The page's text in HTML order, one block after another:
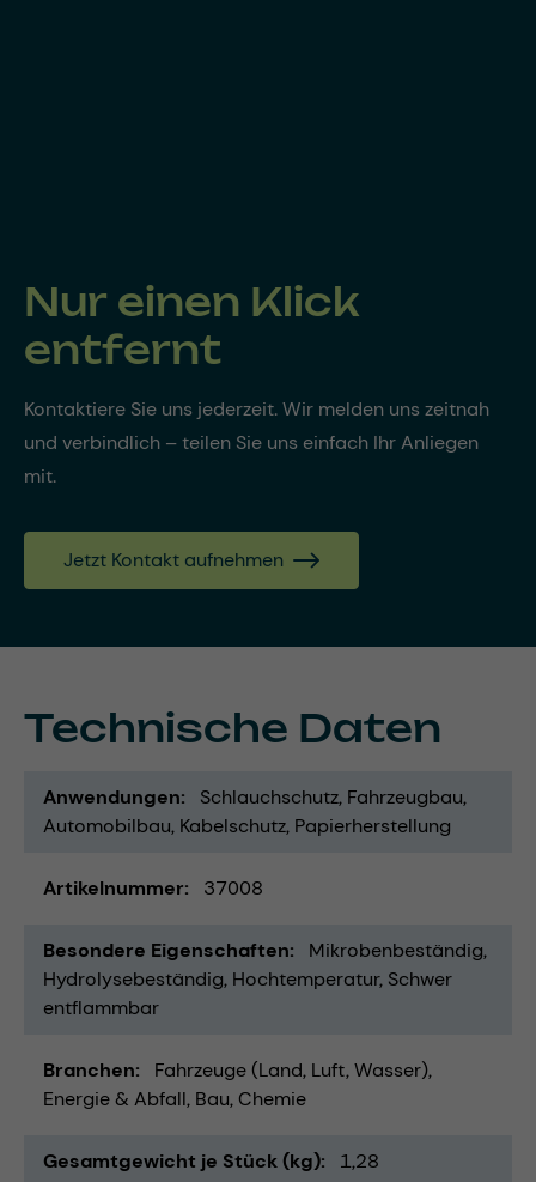
Nur einen Klick
entfernt
Kontaktiere Sie uns jederzeit. Wir melden uns zeitnah
und verbindlich – teilen Sie uns einfach Ihr Anliegen
mit.
Jetzt Kontakt aufnehmen
Technische Daten
Anwendungen Schlauchschutz Fahrzeugbau
Automobilbau Kabelschutz Papierherstellung
Artikelnummer 37008
Besondere Eigenschaften
Mikrobenbeständig
Hydrolysebeständig Hochtemperatur Schwer
entflammbar
Branchen
Fahrzeuge (Land, Luft, Wasser)
Energie & Abfall Bau Chemie
Gesamtgewicht je Stück (kg) 1,28